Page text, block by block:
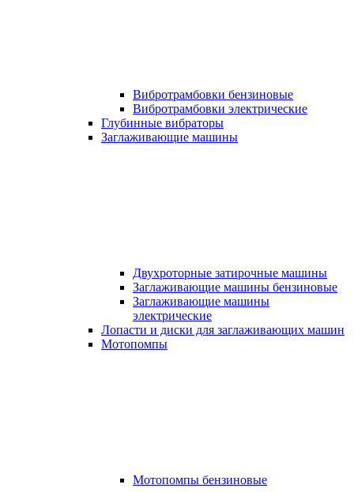
Вибротрамбовки бензиновые
Вибротрамбовки электрические
Глубинные вибраторы
Заглаживающие машины
Двухроторные затирочные машины
Заглаживающие машины бензиновые
Заглаживающие машины
электрические
Лопасти и диски для заглаживающих машин
Мотопомпы
Мотопомпы бензиновые